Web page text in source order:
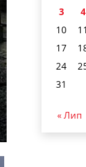
3
4
10
11
17
24
31
« Лип